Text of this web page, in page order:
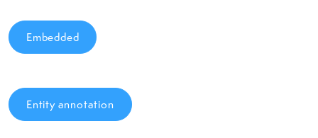
Embedded
Entity annotation